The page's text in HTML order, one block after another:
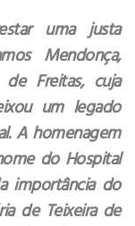
uma justa
Mendonça,
Freitas, cuja
um legado
A homenagem
do Hospital
importância do
de Teixeira de